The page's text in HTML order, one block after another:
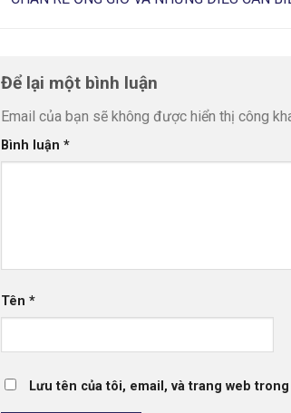
Để lại một bình luận
Email của bạn sẽ không được hiển thị công
Bình luận*
Tên*
Lưu tên của tôi, email, và trang web